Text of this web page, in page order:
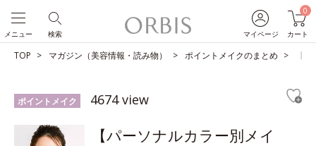
マイページ
0
カート
検索
メニュー
TOP マガジン（美容情報・読み物） ポイントメイクのまとめ 【
ポイントメイク 4674 view
【パーソナルカラー別メイ